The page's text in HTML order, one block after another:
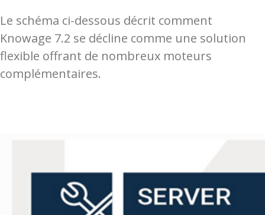
Le schéma ci-dessous décrit comment
Knowage 7.2 se décline comme une solution
flexible offrant de nombreux moteurs
complémentaires.